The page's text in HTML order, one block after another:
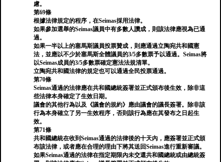
慮。
第69條
根據法律規定的程序，在Seimas採用法律。
如果參加選舉的Seimas議員中有多數人讚成，則該法律應視為已通
過。
如果一半以上的塞馬斯議員投票贊成，則應通過立陶宛共和國憲
法，並應以不少於塞馬斯全體議員的3/5多數票予以通過。Seimas將
以Seimas成員的3/5多數票確定憲法法規清單。
立陶宛共和國法律的規定也可以通過全民投票通過。
第70條
Seimas通過的法律應在共和國總統簽署並正式頒布後生效，除非這
些法律本身確定了生效日期。
議會的其他行為以及《議會的規約》應由議會的議長簽署。除非該
行為本身確立了另一生效程序，否則該行為應在其發布之日起生
效。
第71條
共和國總統在收到Seimas通過的法律後的十天內，應簽署並正式頒
布該法律，或者應在合理的理由下將其送回Seimas進行重新審議。
如果Seimas通過的法律在指定期限內未交還共和國總統或由總統簽